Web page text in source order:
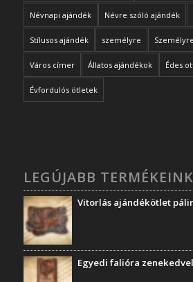
Névnapi ajándék Névre szóló ajándék
Stílusos ajándék személyre
Város címer Állatos ajándékok Édes
Évfordulós ötletek
LEGÚJABB TERMÉKEINK
Vitorlás ajándékötlet
Egyedi falióra